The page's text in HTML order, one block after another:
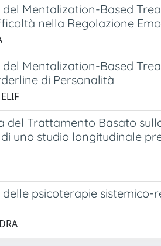
Mentalization-Based
nella Regolazione
Mentalization-Based
di Personalità
del Trattamento Basato
uno studio longitudinale
psicoterapie